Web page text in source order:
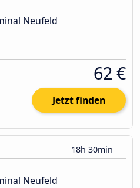
Neufeld
62 €
Jetzt finden
18h 30min
Neufeld